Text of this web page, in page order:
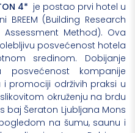
4* je postao prvi hotel u
(Building Research
Assessment Method). Ova
posvećenost hotela
sredinom. Dobijanje
posvećenost kompanije
promociji održivih praksi u
okruženju na brdu
baj Šeraton Ljubljana Mons
na šumu, saunu i